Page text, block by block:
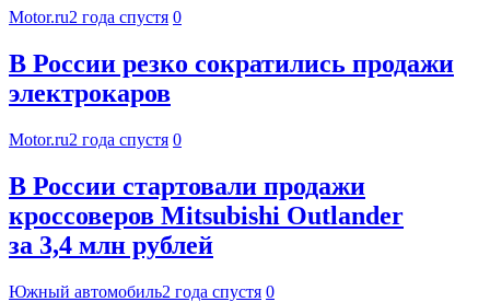
Motor.ru2 года спустя 0
В России резко сократились продажи
электрокаров
Motor.ru2 года спустя 0
В России стартовали продажи
кроссоверов Mitsubishi Outlander
за 3,4 млн рублей
Южный автомобиль2 года спустя 0